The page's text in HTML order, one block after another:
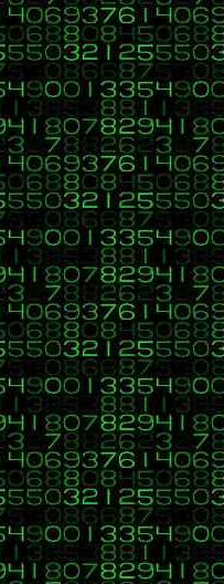
nodo un nodo hoja
nododerecho = null; //el nodo no
e insertar nodo nuevo
insertar(int valorInsertar)
izquierdo
< datos){
nodoarbol
== null)
nodoizquierdo = new
recorriendo subarbol
> datos){
null)
= new
subarbol derecho
HTML, PHP, CSS, Javascript,
está correctamente
HTML, PHP, CSS, Javascript,
comento alguna cuestión.
HTML, PHP, CSS, Javascript,
dejo algunos